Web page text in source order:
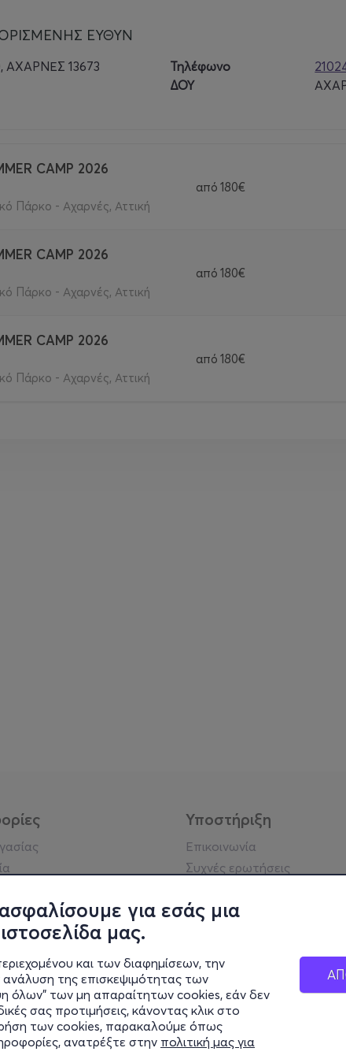
για εσάς μια
μας.
και των διαφημίσεων, την
ανάλυση της επισκεψιμότητας των
όλων" των μη απαραίτητων cookies, εάν δεν
σας προτιμήσεις, κάνοντας κλικ στο
των cookies, παρακαλούμε όπως
ανατρέξτε στην πολιτική μας για
ΕΥΘΥΝ
13673 Τηλέφωνο
ΔΟΥ
CAMP 2026
Πάρκο - Αχαρνές, Αττική
από 180€
CAMP 2026
Πάρκο - Αχαρνές, Αττική
από 180€
CAMP 2026
Πάρκο - Αχαρνές, Αττική
από 180€
στοιχεία
Υποστήριξη
Επικοινωνία
Συχνές ερωτήσεις
Υπηρεσίες
Σύνδεση reseller